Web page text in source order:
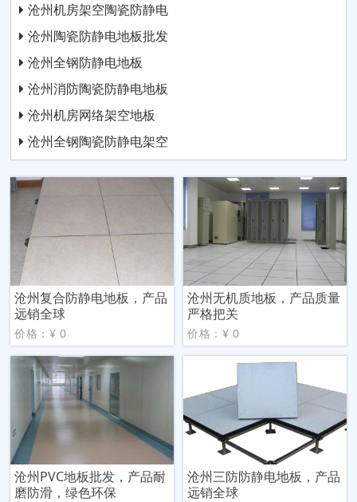
沧州机房架空陶瓷防静电
沧州陶瓷防静电地板批发
沧州全钢防静电地板
沧州消防陶瓷防静电地板
沧州机房网络架空地板
沧州全钢陶瓷防静电架空
沧州复合防静电地板，产品
远销全球
价格：¥ 0
沧州无机质地板，产品质量
严格把关
价格：¥ 0
沧州PVC地板批发，产品耐
磨防滑，绿色环保
沧州三防防静电地板，产品
远销全球